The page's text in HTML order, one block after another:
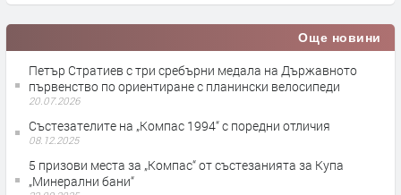
Още новини
Петър Стратиев с три сребърни медала на Държавното
първенство по ориентиране с планински велосипеди
20.07.2026
Състезателите на „Компас 1994“ с поредни отличия
08.12.2025
5 призови места за „Компас“ от състезанията за Купа
„Минерални бани“